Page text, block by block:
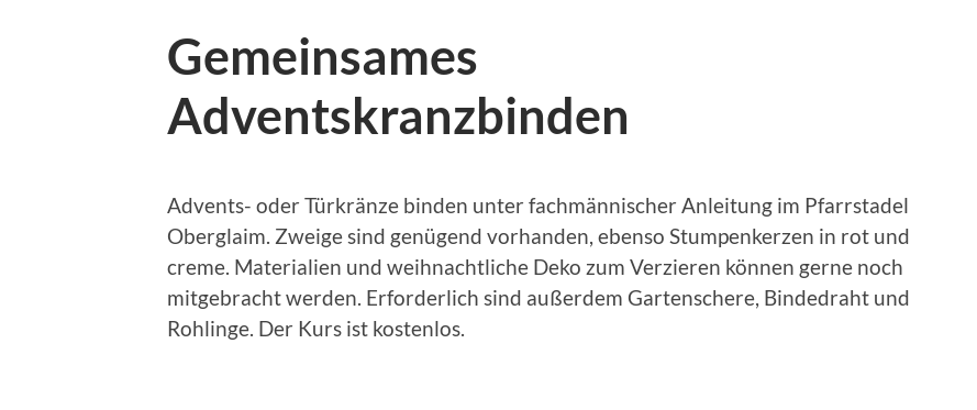
Gemeinsames
Adventskranzbinden
Advents- oder Türkränze binden unter fachmännischer Anleitung im Pfarrstadel
Oberglaim. Zweige sind genügend vorhanden, ebenso Stumpenkerzen in rot und
creme. Materialien und weihnachtliche Deko zum Verzieren können gerne noch
mitgebracht werden. Erforderlich sind außerdem Gartenschere, Bindedraht und
Rohlinge. Der Kurs ist kostenlos.